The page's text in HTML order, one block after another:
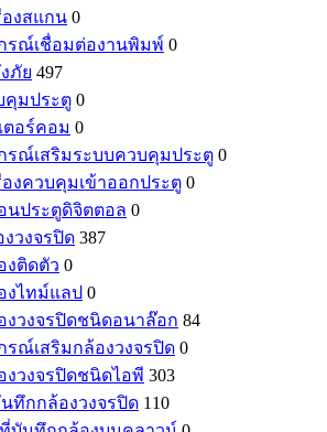
องสแกน 0
รณ์เชื่อมต่องานพิมพ์ 0
ภัย 497
คุมประตู 0
ตอร์คอม 0
รณ์เสริมระบบควบคุมประตู 0
องควบคุมเข้าออกประตู 0
นประตูดิจิตตอล 0
วงจรปิด 387
งติดตัว 0
งไทม์แลป 0
งวงจรปิดชนิดอนาล๊อก 84
รณ์เสริมกล้องวงจรปิด 0
งวงจรปิดชนิดไอพี 303
ทึกกล้องวงจรปิด 110